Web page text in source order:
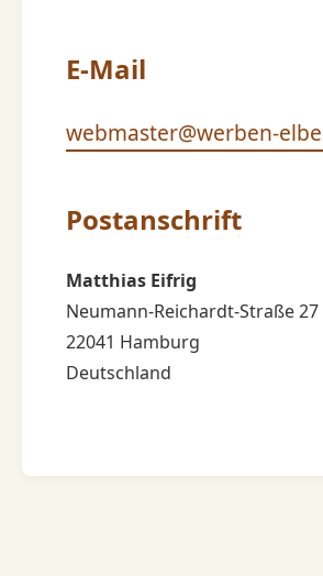
E-Mail
webmaster@werben-
Postanschrift
Matthias Eifrig
Neumann-Reichardt-Straße 27
22041 Hamburg
Deutschland